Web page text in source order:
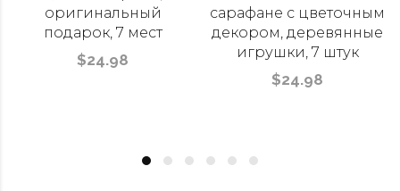
оригинальный
подарок, 7 мест
$24.98
сарафане с цветочным
декором, деревянные
игрушки, 7 штук
$24.98